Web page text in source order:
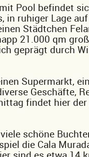
Pool befindet
in ruhiger Lage
Städtchen
21.000 qm
geprägt durch
Supermarkt,
Geschäfte,
findet hier der
schöne
die Cala